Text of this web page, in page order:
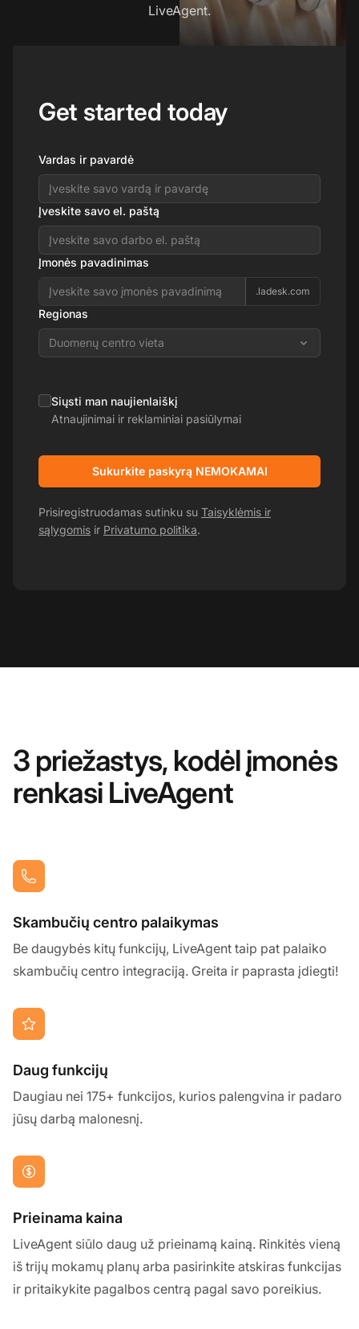
LiveAgent.
Get started today
Vardas ir pavardė
Įveskite savo el. paštą
Įmonės pavadinimas
.ladesk.com
Regionas
Duomenų centro vieta
Siųsti man naujienlaiškį
Atnaujinimai ir reklaminiai pasiūlymai
Sukurkite paskyrą NEMOKAMAI
Prisiregistruodamas sutinku su Taisyklėmis ir
sąlygomis ir Privatumo politika.
3 priežastys, kodėl įmonės
renkasi LiveAgent
Skambučių centro palaikymas
Be daugybės kitų funkcijų, LiveAgent taip pat palaiko
skambučių centro integraciją. Greita ir paprasta įdiegti!
Daug funkcijų
Daugiau nei 175+ funkcijos, kurios palengvina ir padaro
jūsų darbą malonesnį.
Prieinama kaina
LiveAgent siūlo daug už prieinamą kainą. Rinkitės vieną
iš trijų mokamų planų arba pasirinkite atskiras funkcijas
ir pritaikykite pagalbos centrą pagal savo poreikius.